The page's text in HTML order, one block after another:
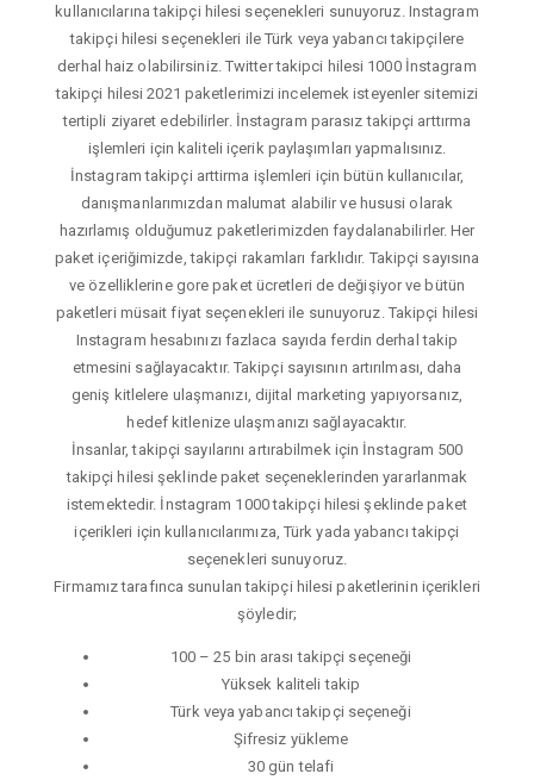
kullanıcılarına takipçi hilesi seçenekleri sunuyoruz. Instagram
takipçi hilesi seçenekleri ile Türk veya yabancı takipçilere
derhal haiz olabilirsiniz. Twitter takipci hilesi 1000 İnstagram
takipçi hilesi 2021 paketlerimizi incelemek isteyenler sitemizi
tertipli ziyaret edebilirler. İnstagram parasız takipçi arttırma
işlemleri için kaliteli içerik paylaşımları yapmalısınız.
İnstagram takipçi arttirma işlemleri için bütün kullanıcılar,
danışmanlarımızdan malumat alabilir ve hususi olarak
hazırlamış olduğumuz paketlerimizden faydalanabilirler. Her
paket içeriğimizde, takipçi rakamları farklıdır. Takipçi sayısına
ve özelliklerine gore paket ücretleri de değişiyor ve bütün
paketleri müsait fiyat seçenekleri ile sunuyoruz. Takipçi hilesi
Instagram hesabınızı fazlaca sayıda ferdin derhal takip
etmesini sağlayacaktır. Takipçi sayısının artırılması, daha
geniş kitlelere ulaşmanızı, dijital marketing yapıyorsanız,
hedef kitlenize ulaşmanızı sağlayacaktır.
İnsanlar, takipçi sayılarını artırabilmek için İnstagram 500
takipçi hilesi şeklinde paket seçeneklerinden yararlanmak
istemektedir. İnstagram 1000 takipçi hilesi şeklinde paket
içerikleri için kullanıcılarımıza, Türk yada yabancı takipçi
seçenekleri sunuyoruz.
Firmamız tarafınca sunulan takipçi hilesi paketlerinin içerikleri
şöyledir;
100 – 25 bin arası takipçi seçeneği
Yüksek kaliteli takip
Türk veya yabancı takipçi seçeneği
Şifresiz yükleme
30 gün telafi